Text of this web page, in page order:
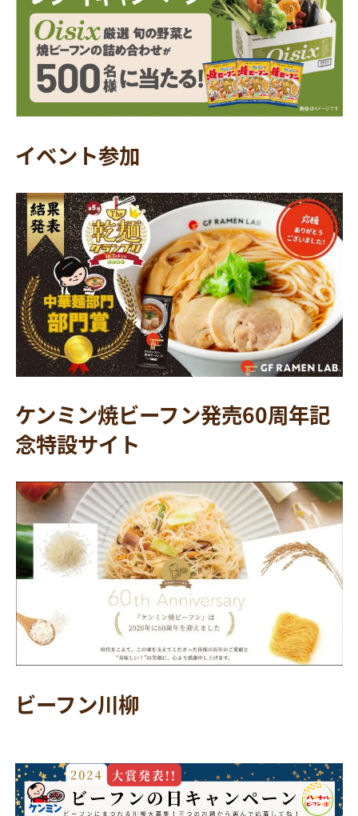
イベント参加
ケンミン焼ビーフン発売60周年記
念特設サイト
ビーフン川柳